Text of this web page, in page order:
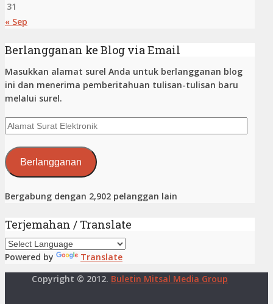
31
« Sep
Berlangganan ke Blog via Email
Masukkan alamat surel Anda untuk berlangganan blog
ini dan menerima pemberitahuan tulisan-tulisan baru
melalui surel.
Alamat
Surat
Elektronik
Berlangganan
Bergabung dengan 2,902 pelanggan lain
Terjemahan / Translate
Powered by
Translate
Copyright © 2012. Buletin Mitsal Media Group